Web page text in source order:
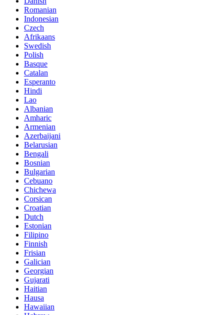
Romanian
Indonesian
Czech
Afrikaans
Swedish
Polish
Basque
Catalan
Esperanto
Hindi
Lao
Albanian
Amharic
Armenian
Azerbaijani
Belarusian
Bengali
Bosnian
Bulgarian
Cebuano
Chichewa
Corsican
Croatian
Dutch
Estonian
Filipino
Finnish
Frisian
Galician
Georgian
Gujarati
Haitian
Hausa
Hawaiian